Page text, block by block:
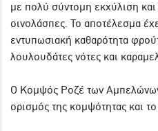
με πολύ σύντομη εκχύλιση
οινολάσπες. Το αποτέλεσμα
εντυπωσιακή καθαρότητα
λουλουδάτες νότες και
Ο Κομψός Ροζέ των Αμπελώνων
ορισμός της κομψότητας και